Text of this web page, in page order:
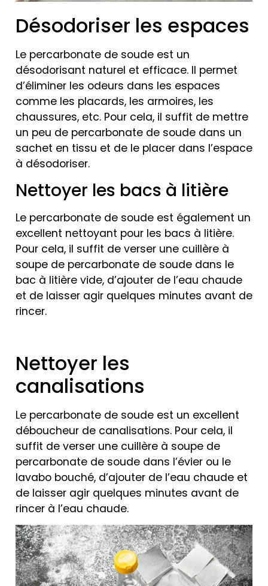
Désodoriser les espaces
Le percarbonate de soude est un
désodorisant naturel et efficace. Il permet
d’éliminer les odeurs dans les espaces
comme les placards, les armoires, les
chaussures, etc. Pour cela, il suffit de mettre
un peu de percarbonate de soude dans un
sachet en tissu et de le placer dans l’espace
à désodoriser.
Nettoyer les bacs à litière
Le percarbonate de soude est également un
excellent nettoyant pour les bacs à litière.
Pour cela, il suffit de verser une cuillère à
soupe de percarbonate de soude dans le
bac à litière vide, d’ajouter de l’eau chaude
et de laisser agir quelques minutes avant de
rincer.
Nettoyer les
canalisations
Le percarbonate de soude est un excellent
déboucheur de canalisations. Pour cela, il
suffit de verser une cuillère à soupe de
percarbonate de soude dans l’évier ou le
lavabo bouché, d’ajouter de l’eau chaude et
de laisser agir quelques minutes avant de
rincer à l’eau chaude.